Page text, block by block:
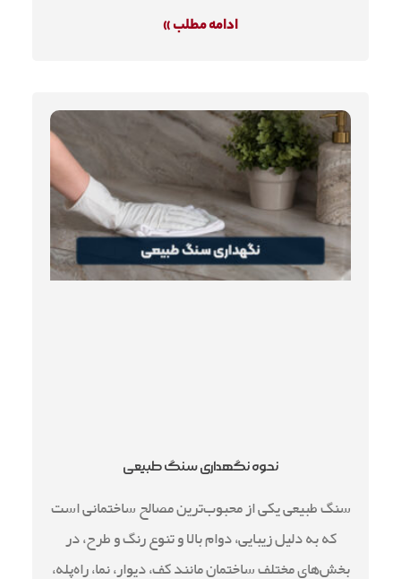
ادامه مطلب »
نحوه نگهداری سنگ طبیعی
سنگ طبیعی یکی از محبوب‌ترین مصالح ساختمانی است
که به دلیل زیبایی، دوام بالا و تنوع رنگ و طرح، در
بخش‌های مختلف ساختمان مانند کف، دیوار، نما، راه‌پله،